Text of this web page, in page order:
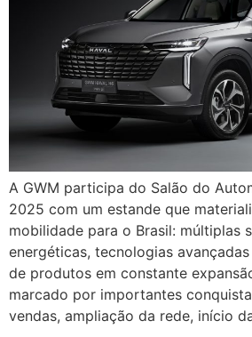
A GWM participa do Salão do
2025 com um estande que
mobilidade para o Brasil: múltiplas
energéticas, tecnologias
de produtos em constante
marcado por importantes
vendas, ampliação da rede, início